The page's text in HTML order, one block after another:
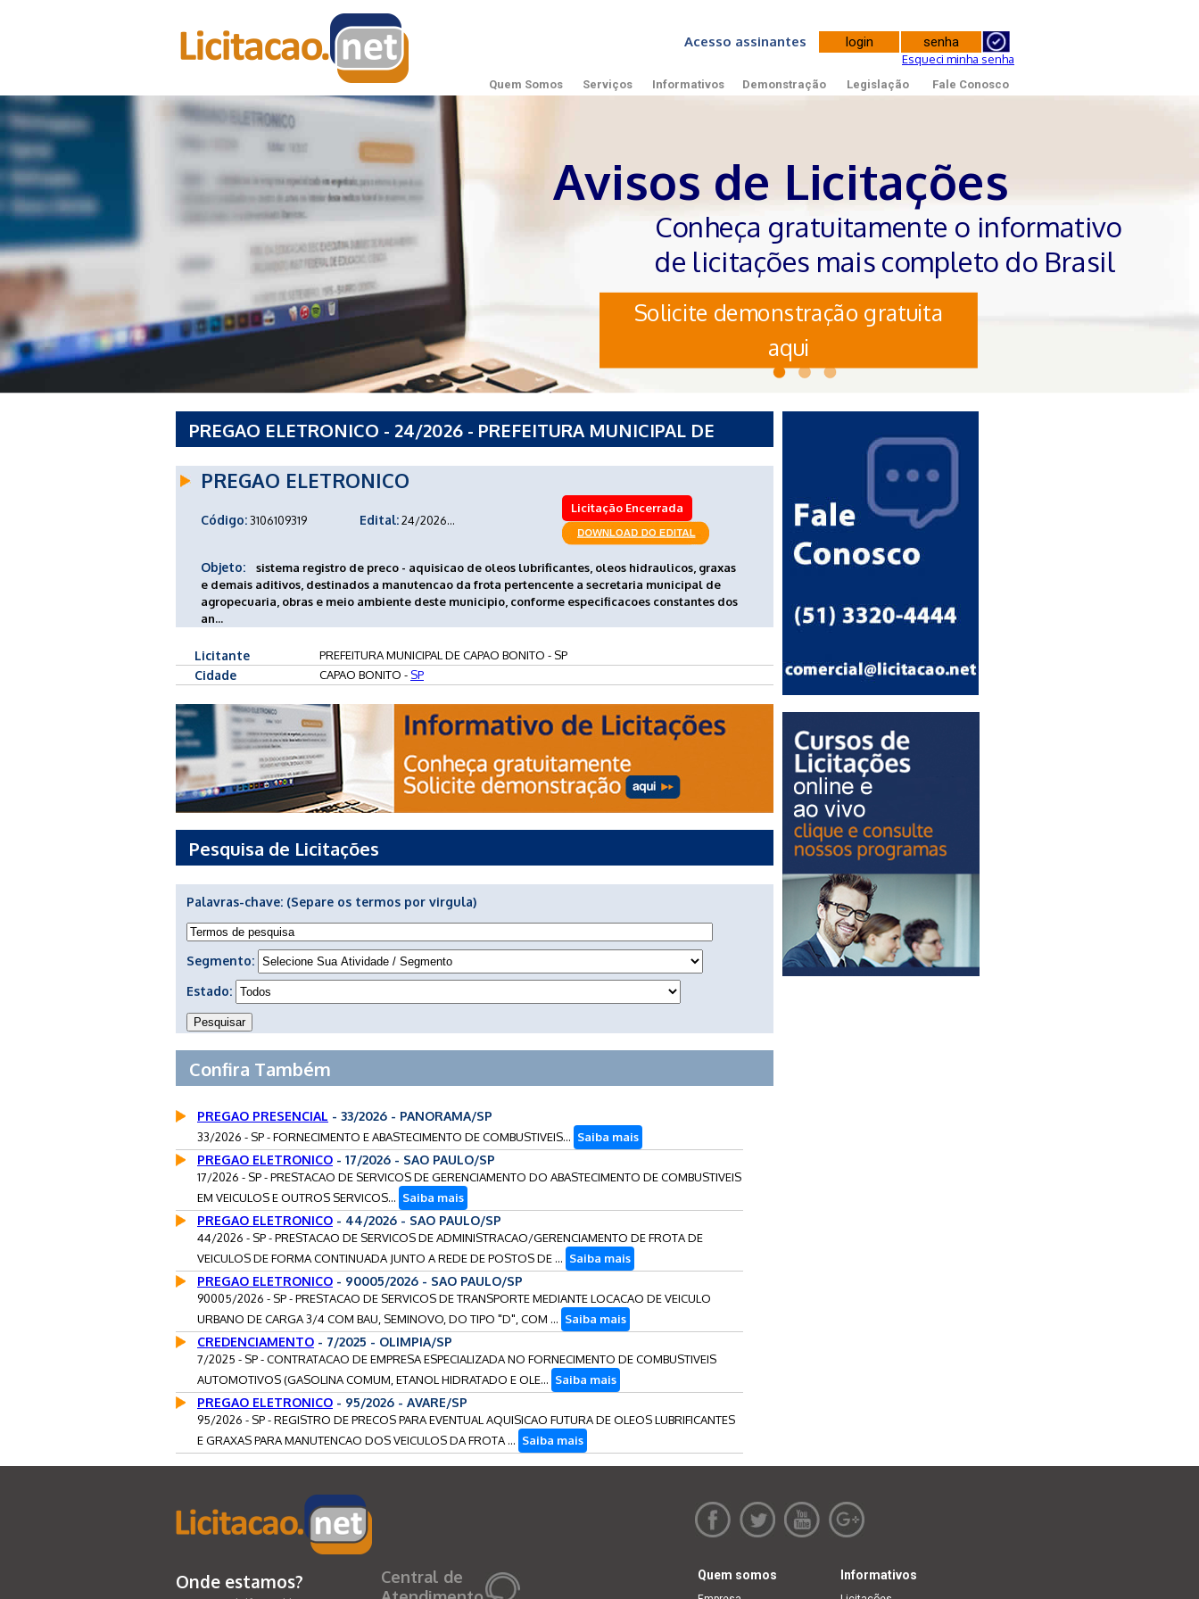
Acesso assinantes
Esqueci minha senha
Quem Somos Serviços Informativos Demonstração Legislação Fale Conosco
Avisos de Licitações
Conheça gratuitamente o informativo
de licitações mais completo do Brasil
Solicite demonstração gratuita
aqui
PREGAO ELETRONICO - 24/2026 - PREFEITURA MUNICIPAL DE
PREGAO ELETRONICO
Código:3106109319 Edital:24/2026...
Licitação Encerrada
Objeto:
sistema registro de preco - aquisicao de oleos lubrificantes, oleos hidraulicos, graxas
e demais aditivos, destinados a manutencao da frota pertencente a secretaria municipal de
agropecuaria, obras e meio ambiente deste municipio, conforme especificacoes constantes dos
an...
Licitante PREFEITURA MUNICIPAL DE CAPAO BONITO - SP
Cidade CAPAO BONITO - SP
Pesquisa de Licitações
Palavras-chave: (Separe os termos por virgula)
Segmento:
Estado:
Confira Também
PREGAO PRESENCIAL - 33/2026 - PANORAMA/SP
33/2026 - SP - FORNECIMENTO E ABASTECIMENTO DE COMBUSTIVEIS... Saiba mais
PREGAO ELETRONICO - 17/2026 - SAO PAULO/SP
17/2026 - SP - PRESTACAO DE SERVICOS DE GERENCIAMENTO DO ABASTECIMENTO DE COMBUSTIVEIS
EM VEICULOS E OUTROS SERVICOS... Saiba mais
PREGAO ELETRONICO - 44/2026 - SAO PAULO/SP
44/2026 - SP - PRESTACAO DE SERVICOS DE ADMINISTRACAO/GERENCIAMENTO DE FROTA DE
VEICULOS DE FORMA CONTINUADA JUNTO A REDE DE POSTOS DE ... Saiba mais
PREGAO ELETRONICO - 90005/2026 - SAO PAULO/SP
90005/2026 - SP - PRESTACAO DE SERVICOS DE TRANSPORTE MEDIANTE LOCACAO DE VEICULO
URBANO DE CARGA 3/4 COM BAU, SEMINOVO, DO TIPO "D", COM ... Saiba mais
CREDENCIAMENTO - 7/2025 - OLIMPIA/SP
7/2025 - SP - CONTRATACAO DE EMPRESA ESPECIALIZADA NO FORNECIMENTO DE COMBUSTIVEIS
AUTOMOTIVOS (GASOLINA COMUM, ETANOL HIDRATADO E OLE... Saiba mais
PREGAO ELETRONICO - 95/2026 - AVARE/SP
95/2026 - SP - REGISTRO DE PRECOS PARA EVENTUAL AQUISICAO FUTURA DE OLEOS LUBRIFICANTES
E GRAXAS PARA MANUTENCAO DOS VEICULOS DA FROTA ... Saiba mais
Onde estamos?
Central de
Quem somos Informativos